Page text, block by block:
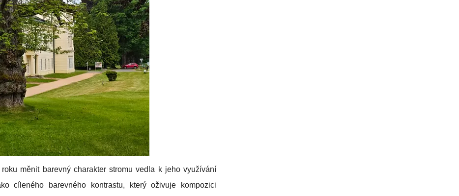
měnit barevný charakter stromu vedla k jeho využívání
cíleného barevného kontrastu, který oživuje kompozici